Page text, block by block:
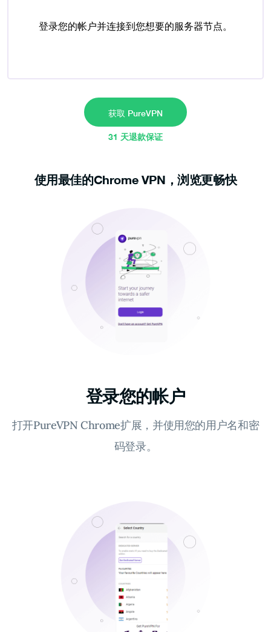
登录您的帐户并连接到您想要的服务器节点。
获取 PureVPN
31 天退款保证
使用最佳的Chrome VPN，浏览更畅快
登录您的帐户
打开PureVPN Chrome扩展，并使用您的用户名和密
码登录。